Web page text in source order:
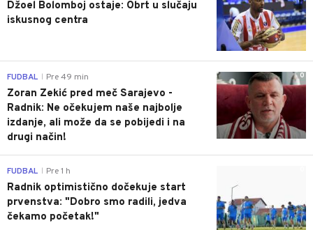
Džoel Bolomboj ostaje: Obrt u slučaju
iskusnog centra
0
FUDBAL Pre 49 min
Zoran Zekić pred meč Sarajevo -
Radnik: Ne očekujem naše najbolje
izdanje, ali može da se pobijedi i na
drugi način!
FUDBAL Pre 1 h
Radnik optimistično dočekuje start
prvenstva: "Dobro smo radili, jedva
čekamo početak!"